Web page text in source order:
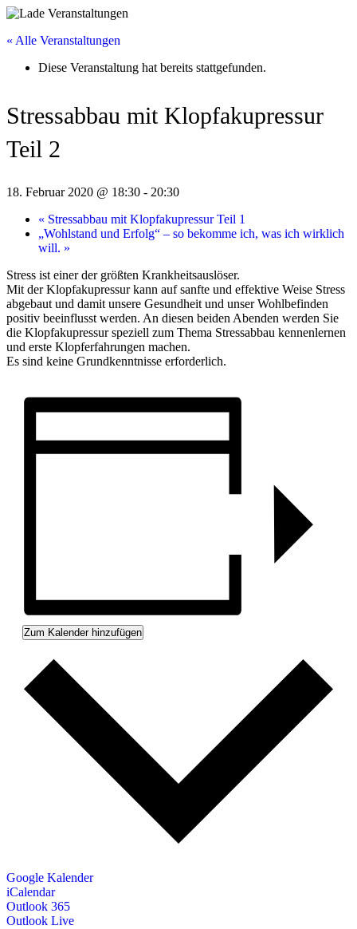
« Alle Veranstaltungen
Diese Veranstaltung hat bereits stattgefunden.
Stressabbau mit Klopfakupressur
Teil 2
18. Februar 2020 @ 18:30 - 20:30
« Stressabbau mit Klopfakupressur Teil 1
„Wohlstand und Erfolg“ – so bekomme ich, was ich wirklich
will. »
Stress ist einer der größten Krankheitsauslöser.
Mit der Klopfakupressur kann auf sanfte und effektive Weise Stress
abgebaut und damit unsere Gesundheit und unser Wohlbefinden
positiv beeinflusst werden. An diesen beiden Abenden werden Sie
die Klopfakupressur speziell zum Thema Stressabbau kennenlernen
und erste Klopferfahrungen machen.
Es sind keine Grundkenntnisse erforderlich.
Zum Kalender hinzufügen
Google Kalender
iCalendar
Outlook 365
Outlook Live